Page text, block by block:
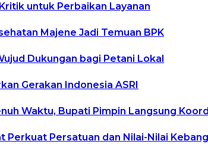
untuk Perbaikan Layanan
Majene Jadi Temuan BPK
Dukungan bagi Petani Lokal
Gerakan Indonesia ASRI
Waktu, Bupati Pimpin Langsung
Perkuat Persatuan dan Nilai-Nilai